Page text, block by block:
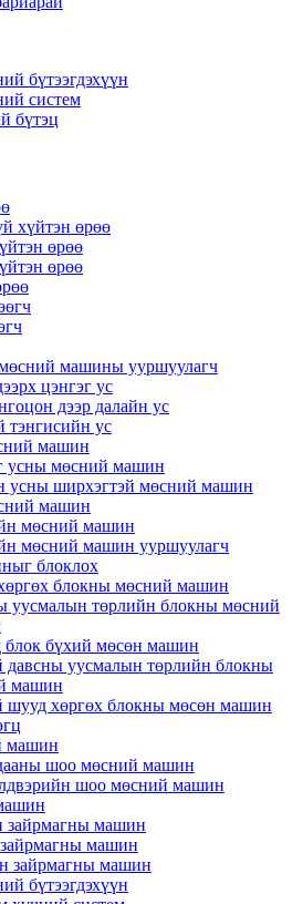
бүтээгдэхүүн
систем
бүтэц
хүйтэн өрөө
өрөө
өрөө
машины ууршуулагч
цэнгэг ус
дээр далайн ус
тэнгисийн ус
машин
усны мөсний машин
усны ширхэгтэй мөсний машин
машин
мөсний машин
мөсний машин ууршуулагч
блоклох
блокны мөсний машин
уусмалын төрлийн блокны мөсний
блок бүхий мөсөн машин
давсны уусмалын төрлийн блокны
машин
шууд хөргөх блокны мөсөн машин
машин
шоо мөсний машин
шоо мөсний машин
зайрмагны машин
машин
зайрмагны машин
бүтээгдэхүүн